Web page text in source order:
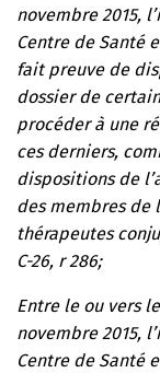
novembre 2015,
Centre de Santé
fait preuve de
dossier de
procéder à une
ces derniers,
dispositions de
des membres de
thérapeutes
C-26, r 286;
Entre le ou vers
novembre 2015,
Centre de Santé